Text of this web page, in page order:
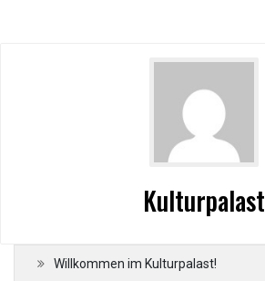
Kulturpalast
Willkommen im Kulturpalast!